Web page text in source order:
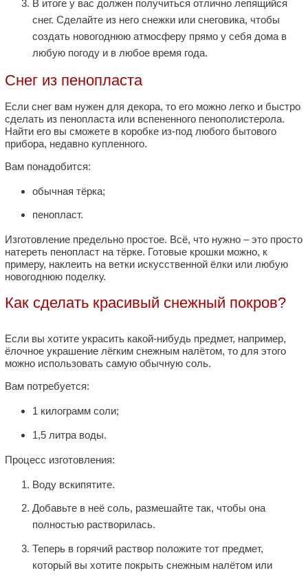
В итоге у вас должен получиться отлично лепящийся
снег. Сделайте из него снежки или снеговика, чтобы
создать новогоднюю атмосферу прямо у себя дома в
любую погоду и в любое время года.
Снег из пенопласта
Если снег вам нужен для декора, то его можно легко и быстро
сделать из пенопласта или вспененного пенополистерола.
Найти его вы сможете в коробке из-под любого бытового
прибора, недавно купленного.
Вам понадобится:
обычная тёрка;
пенопласт.
Изготовление предельно простое. Всё, что нужно – это просто
натереть пенопласт на тёрке. Готовые крошки можно, к
примеру, наклеить на ветки искусственной ёлки или любую
новогоднюю поделку.
Как сделать красивый снежный покров?
Если вы хотите украсить какой-нибудь предмет, например,
ёлочное украшение лёгким снежным налётом, то для этого
можно использовать самую обычную соль.
Вам потребуется:
1 килограмм соли;
1,5 литра воды.
Процесс изготовления:
Воду вскипятите.
Добавьте в неё соль, размешайте так, чтобы она
полностью растворилась.
Теперь в горячий раствор положите тот предмет,
который вы хотите покрыть снежным налётом или